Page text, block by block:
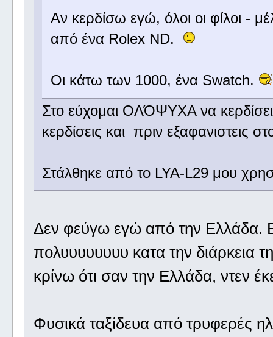
Αν κερδίσω εγώ, όλοι οι φίλοι -
από ένα Rolex ND.
Οι κάτω των 1000, ένα Swatch.
Στο εύχομαι ΟΛΌΨΥΧΑ να
κερδίσεις και πριν εξαφανιστεις
Στάλθηκε από το LYA-L29 μου
Δεν φεύγω εγώ από την Ελλάδα.
πολυυυυυυυυ κατα την διάρκεια
κρίνω ότι σαν την Ελλάδα, ντεν
Φυσικά ταξίδευα από τρυφερές